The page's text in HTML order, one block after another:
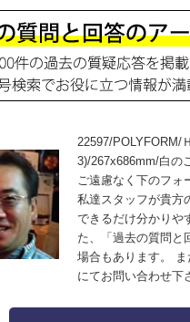
22597/POLYFORM/
3)/267x686mm/白の
ご遠慮なく下のフォ
私達スタッフが貴方
できるだけ分かりや
た、「過去の質問と
場合もあります。
にてお問い合わせ下